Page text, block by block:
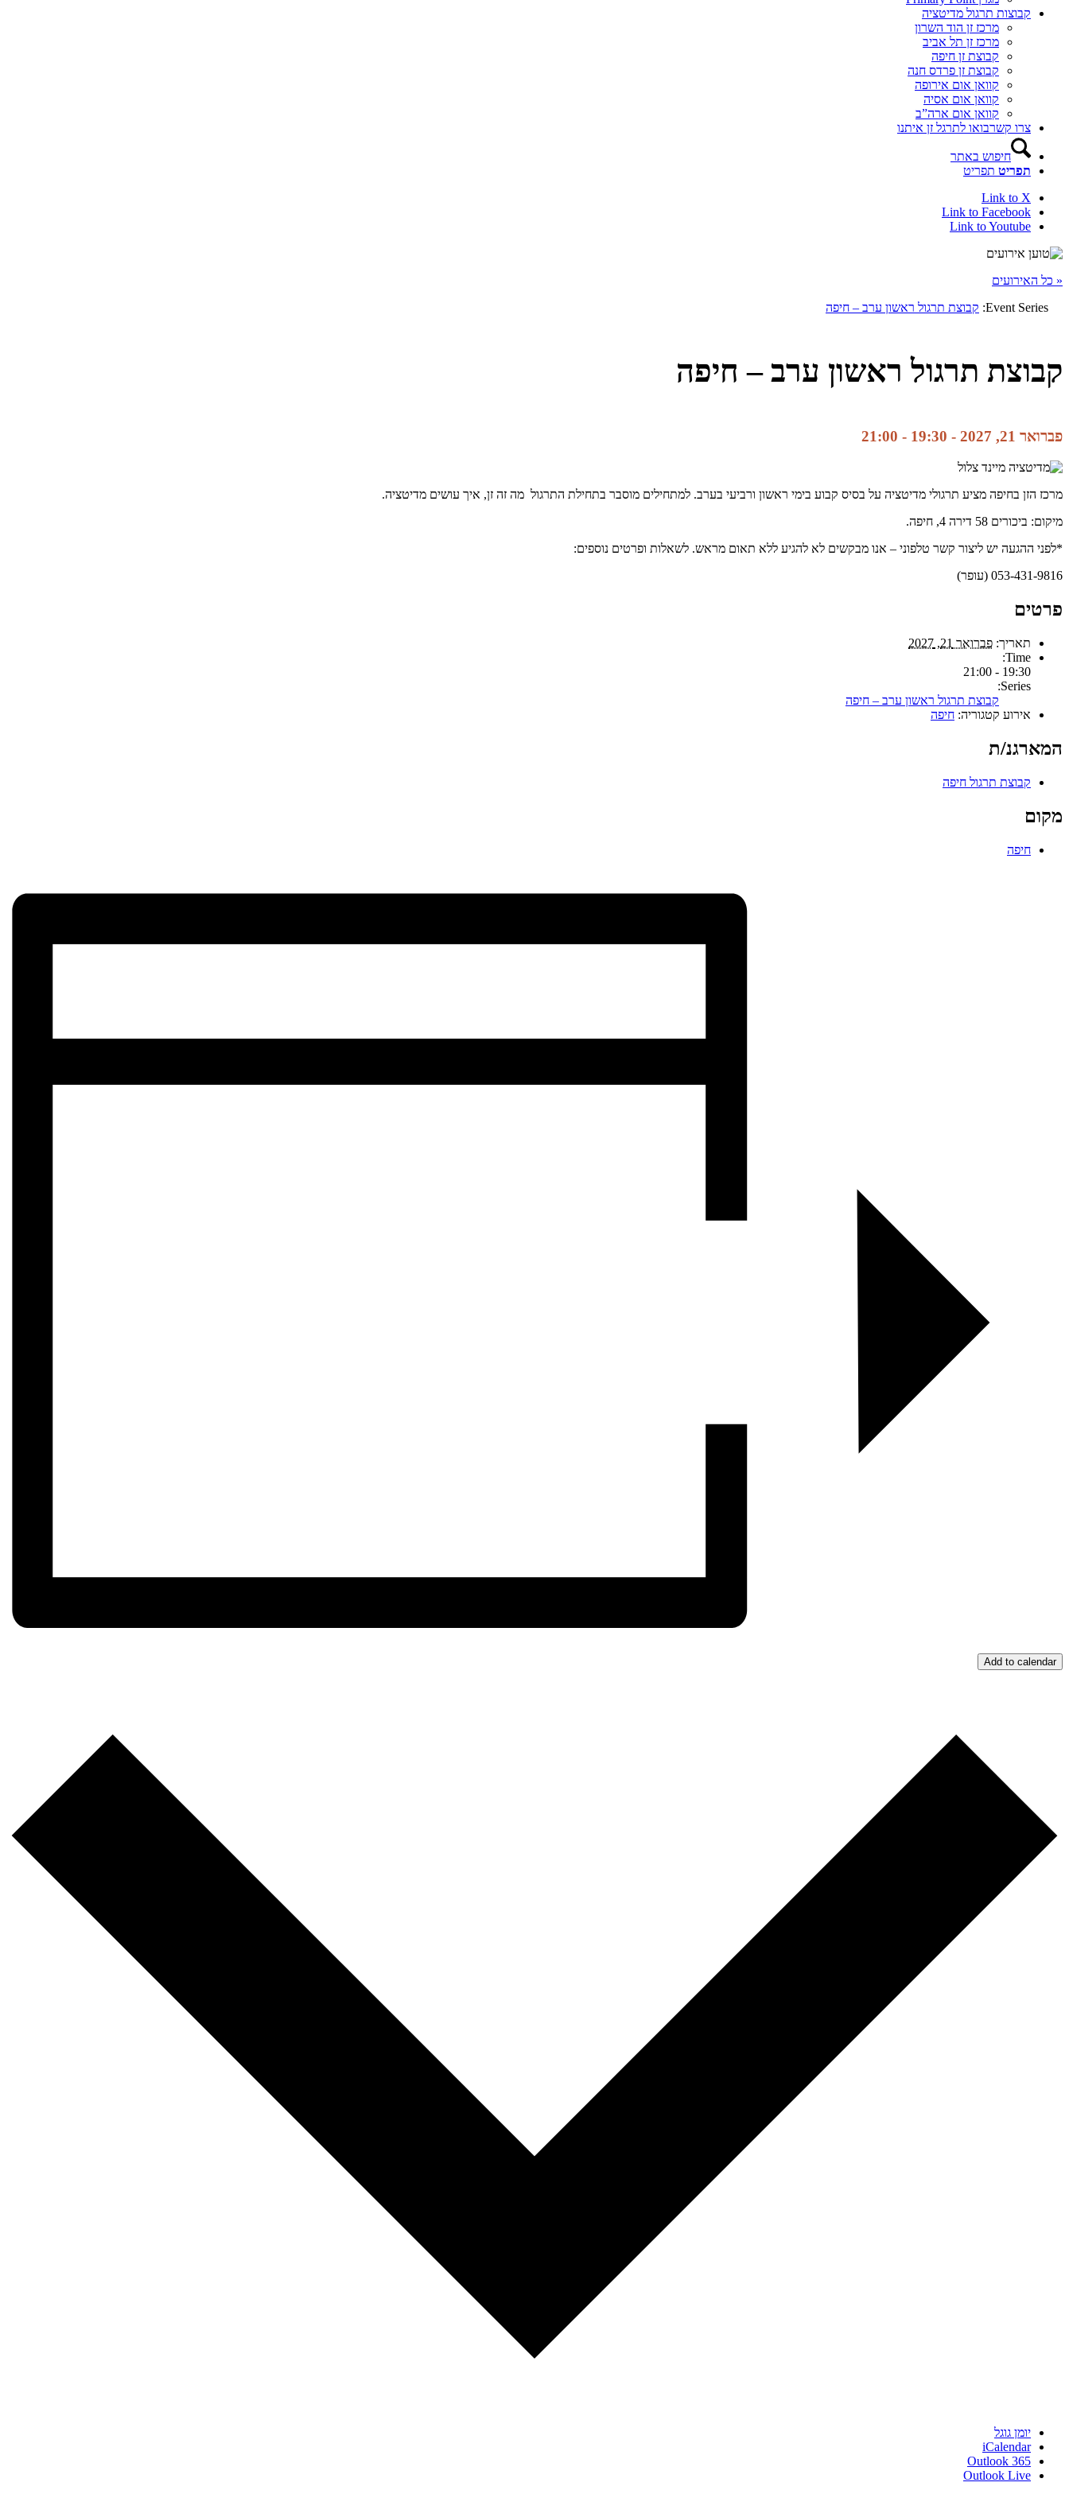
קבוצות תרגול מדיטציה
מרכז זן הוד השרון
מרכז זן תל אביב
קבוצת זן חיפה
קבוצת זן פרדס חנה
קוואן אום אירופה
קוואן אום אסיה
קוואן אום ארה”ב
צרו קשרבואו לתרגל זן איתנו
חיפוש באתר
תפריט תפריט
Link to X
Link to Facebook
Link to Youtube
« כל האירועים
Event Series: קבוצת תרגול ראשון ערב – חיפה
קבוצת תרגול ראשון ערב – חיפה
פברואר 21, 2027 - 19:30 -
21:00
מרכז הזן בחיפה מציע תרגולי מדיטציה על בסיס קבוע בימי ראשון ורביעי בערב. למתחילים מוסבר בתחילת התרגול מה זה זן, איך עושים מדיטציה.
מיקום: ביכורים 58 דירה 4, חיפה.
*לפני ההגעה יש ליצור קשר טלפוני – אנו מבקשים לא להגיע ללא תאום מראש. לשאלות ופרטים נוספים:
053-431-9816 (עופר)
פרטים
תאריך: פברואר 21, 2027
Time:
19:30 - 21:00
Series:
קבוצת תרגול ראשון ערב – חיפה
אירוע קטגוריה: חיפה
המארגנ/ת
קבוצת תרגול חיפה
מקום
חיפה
Add to calendar
יומן גוגל
iCalendar
Outlook 365
Outlook Live